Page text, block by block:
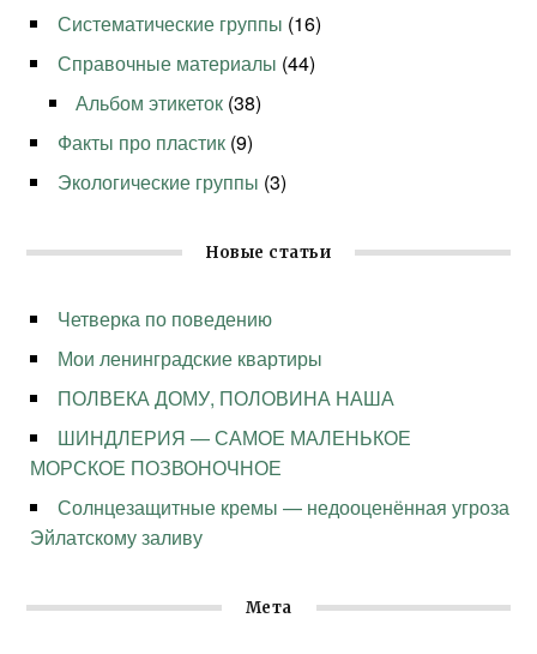
Систематические группы (16)
Справочные материалы (44)
Альбом этикеток (38)
Факты про пластик (9)
Экологические группы (3)
Новые статьи
Четверка по поведению
Мои ленинградские квартиры
ПОЛВЕКА ДОМУ, ПОЛОВИНА НАША
ШИНДЛЕРИЯ — САМОЕ МАЛЕНЬКОЕ
МОРСКОЕ ПОЗВОНОЧНОЕ
Солнцезащитные кремы — недооценённая угроза
Эйлатскому заливу
Мета